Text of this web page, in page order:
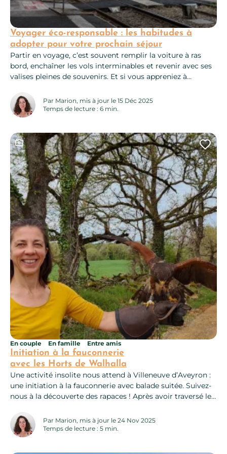
Voyager éco-responsable : les habitudes à
adopter pour votre prochain séjour
Partir en voyage, c’est souvent remplir la voiture à ras
bord, enchaîner les vols interminables et revenir avec ses
valises pleines de souvenirs. Et si vous appreniez à
s’appliquer à vos voyages : prendre l’essentiel,
consommer moins et respecter l’environnement. Avec
ces trois gestes clés, vous voilà prêt...
Par Marion, mis à jour le 15 Déc 2025
Temps de lecture : 6 min.
Initiation à la fauconnerie
avec les Horts de Walhalla
En couple En famille Entre amis
Une activité insolite nous attend à Villeneuve d’Aveyron :
une initiation à la fauconnerie avec balade suitée. Suivez-
nous à la découverte des rapaces ! Après avoir traversé le
Isabelle. Elle nous accueille dans le parc de sa maison.
Face à nous, les champs du causse villeneuvois. Isabelle se
présente,...
Par Marion, mis à jour le 24 Nov 2025
Temps de lecture : 5 min.
Ce contenu contient une galerie photo